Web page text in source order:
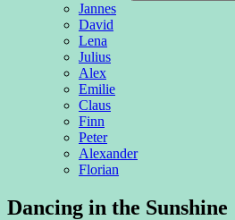
Jannes
David
Lena
Julius
Alex
Emilie
Claus
Finn
Peter
Alexander
Florian
Dancing in the Sunshine